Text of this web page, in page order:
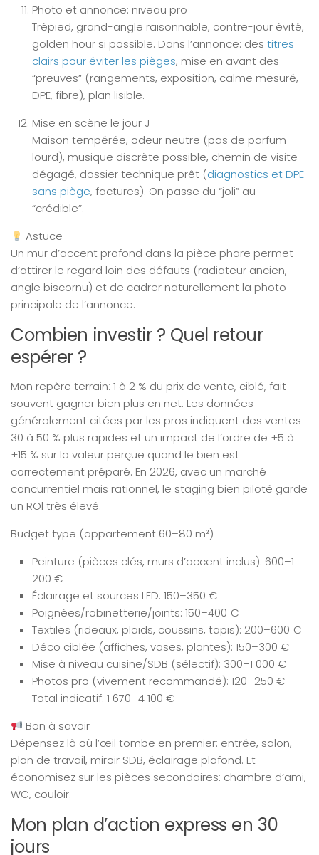
Photo et annonce: niveau pro
Trépied, grand-angle raisonnable, contre-jour évité,
golden hour si possible. Dans l’annonce: des titres
clairs pour éviter les pièges, mise en avant des
“preuves” (rangements, exposition, calme mesuré,
DPE, fibre), plan lisible.
Mise en scène le jour J
Maison tempérée, odeur neutre (pas de parfum
lourd), musique discrète possible, chemin de visite
dégagé, dossier technique prêt (diagnostics et DPE
sans piège, factures). On passe du “joli” au
“crédible”.
Astuce
Un mur d’accent profond dans la pièce phare permet
d’attirer le regard loin des défauts (radiateur ancien,
angle biscornu) et de cadrer naturellement la photo
principale de l’annonce.
Combien investir ? Quel retour
espérer ?
Mon repère terrain: 1 à 2 % du prix de vente, ciblé, fait
souvent gagner bien plus en net. Les données
généralement citées par les pros indiquent des ventes
30 à 50 % plus rapides et un impact de l’ordre de +5 à
+15 % sur la valeur perçue quand le bien est
correctement préparé. En 2026, avec un marché
concurrentiel mais rationnel, le staging bien piloté garde
un ROl très élevé.
Budget type (appartement 60–80 m²)
Peinture (pièces clés, murs d’accent inclus): 600–1
200 €
Éclairage et sources LED: 150–350 €
Poignées/robinetterie/joints: 150–400 €
Textiles (rideaux, plaids, coussins, tapis): 200–600 €
Déco ciblée (affiches, vases, plantes): 150–300 €
Mise à niveau cuisine/SDB (sélectif): 300–1 000 €
Photos pro (vivement recommandé): 120–250 €
Total indicatif: 1 670–4 100 €
Bon à savoir
Dépensez là où l’œil tombe en premier: entrée, salon,
plan de travail, miroir SDB, éclairage plafond. Et
économisez sur les pièces secondaires: chambre d’ami,
WC, couloir.
Mon plan d’action express en 30
jours